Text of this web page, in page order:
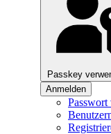
Passkey
Anmelden
Passwort